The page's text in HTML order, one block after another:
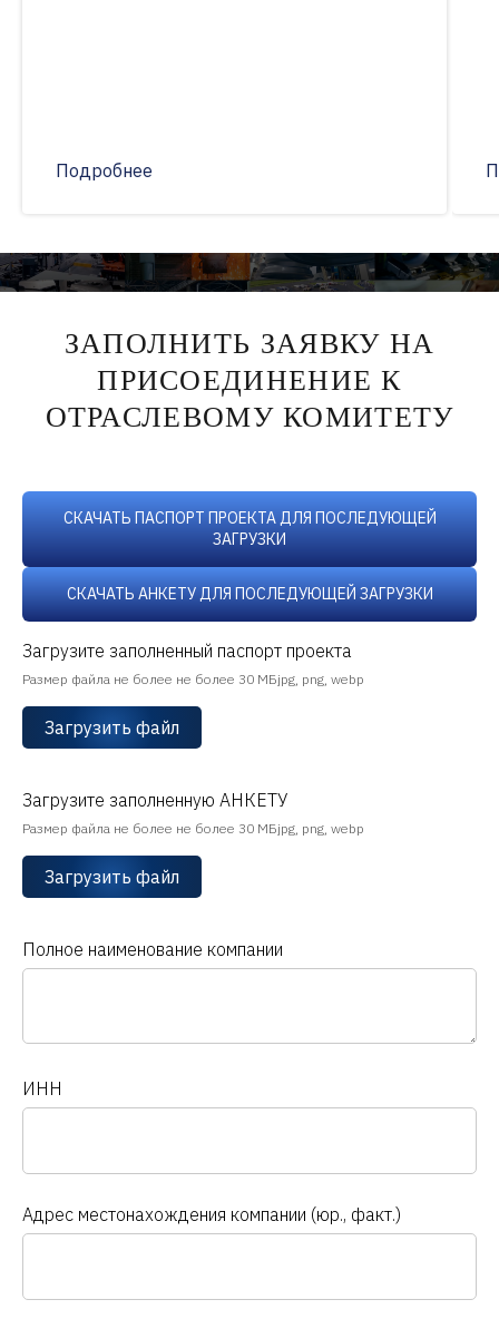
Подробнее
ЗАПОЛНИТЬ ЗАЯВКУ НА
ПРИСОЕДИНЕНИЕ К
ОТРАСЛЕВОМУ КОМИТЕТУ
СКАЧАТЬ ПАСПОРТ ПРОЕКТА ДЛЯ ПОСЛЕДУЮЩЕЙ
ЗАГРУЗКИ
СКАЧАТЬ АНКЕТУ ДЛЯ ПОСЛЕДУЮЩЕЙ ЗАГРУЗКИ
Загрузите заполненный паспорт проекта
Размер файла не более не более 30 МБjpg, png, webp
Загрузить файл
Загрузите заполненную АНКЕТУ
Размер файла не более не более 30 МБjpg, png, webp
Загрузить файл
Полное наименование компании
ИНН
Адрес местонахождения компании (юр., факт.)